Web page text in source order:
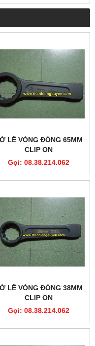
LÊ VÒNG ĐÓNG 65MM
CLIP ON
Gọi: 08.38.214.062
LÊ VÒNG ĐÓNG 38MM
CLIP ON
Gọi: 08.38.214.062